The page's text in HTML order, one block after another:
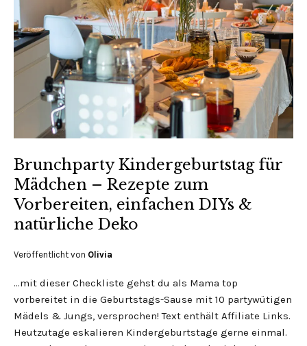
Brunchparty Kindergeburtstag für
Mädchen – Rezepte zum
Vorbereiten, einfachen DIYs &
natürliche Deko
Veröffentlicht von Olivia
…mit dieser Checkliste gehst du als Mama top
vorbereitet in die Geburtstags-Sause mit 10 partywütigen
Mädels & Jungs, versprochen! Text enthält Affiliate Links.
Heutzutage eskalieren Kindergeburtstage gerne einmal.